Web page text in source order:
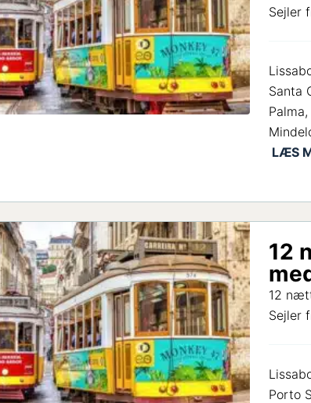
Sejler
Santa
12
12
Sejler
Porto